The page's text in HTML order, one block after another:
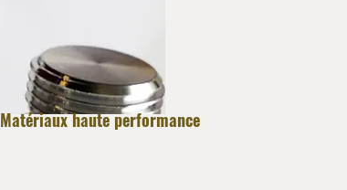
Matériaux haute performance